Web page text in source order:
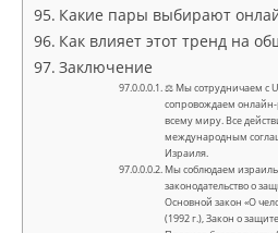
Какие пары выбирают
Как влияет этот тренд на
Заключение
⚖ Мы сотрудничаем с
сопровождаем
всему миру. Все
международным
Израиля.
Мы соблюдаем
законодательство о
Основной закон «О
(1992 г.), Закон о